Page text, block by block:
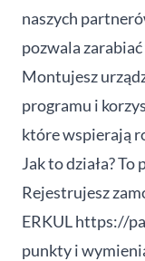
naszych
pozwala
Montujesz
programu i
które wspierają
Jak to działa? To
Rejestrujesz
ERKULhttps://
punkty i